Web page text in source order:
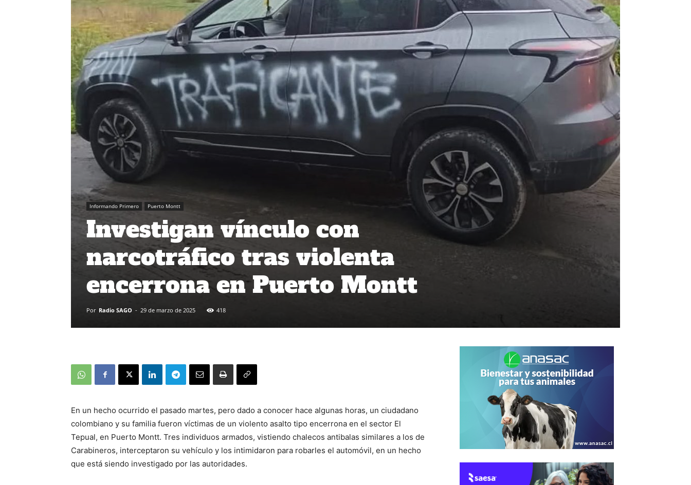
Informando Primero Puerto Montt
Investigan vínculo con
narcotráfico tras violenta
encerrona en Puerto Montt
Por Radio SAGO - 29 de marzo de 2025 418
En un hecho ocurrido el pasado martes, pero dado a conocer hace algunas horas, un ciudadano
colombiano y su familia fueron víctimas de un violento asalto tipo encerrona en el sector El
Tepual, en Puerto Montt. Tres individuos armados, vistiendo chalecos antibalas similares a los de
Carabineros, interceptaron su vehículo y los intimidaron para robarles el automóvil, en un hecho
que está siendo investigado por las autoridades.